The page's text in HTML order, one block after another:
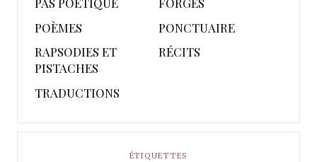
POÈMES
PONCTUAIRE
RAPSODIES ET
PISTACHES
RÉCITS
TRADUCTIONS
ÉTIQUETTES